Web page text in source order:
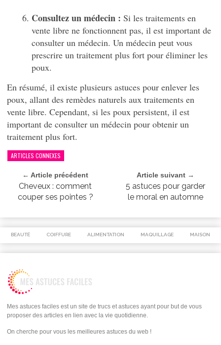
Consultez un médecin : Si les traitements en
vente libre ne fonctionnent pas, il est important de
consulter un médecin. Un médecin peut vous
prescrire un traitement plus fort pour éliminer les
poux.
En résumé, il existe plusieurs astuces pour enlever les
poux, allant des remèdes naturels aux traitements en
vente libre. Cependant, si les poux persistent, il est
important de consulter un médecin pour obtenir un
traitement plus fort.
ARTICLES CONNEXES
← Article précédent
Cheveux : comment
couper ses pointes ?
Article suivant →
5 astuces pour garder
le moral en automne
BEAUTÉ COIFFURE ALIMENTATION MAQUILLAGE MAISON
Mes astuces faciles est un site de trucs et astuces ayant pour but de vous
proposer des articles en lien avec la vie quotidienne.
On cherche pour vous les meilleures astuces du web !